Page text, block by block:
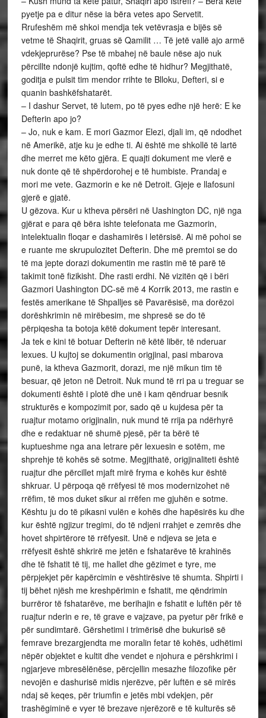
pyetje pa e ditur nëse ia bëra vetes apo Servetit.
Rrufeshëm më shkoi mendja tek vetëvrasja e bijës së
vetme të Shaqirit, gruas së Qamilit … Të jetë vallë ajo armë
vdekjeprurëse? Pse të mbahej në baule nëse ajo nuk
përcillte ndonjë kujtim, qoftë edhe të hidhur? Megjithatë,
goditja e pulsit tim mendor rrihte te Blloku, Defteri, si e
quanin bashkëfshatarët.
– I dashur Servet, të lutem, po të pyes edhe një herë: E ke
Defterin apo jo?
– Jo, nuk e kam. E mori Gazmor Elezi, djali im, që ndodhet
në Amerikë, atje ku je edhe ti. Ai është me shkollë të lartë
dhe merret me këto gjëra. E quajti dokument me vlerë e
nuk donte që të shpërdorohej e të humbiste. Prandaj e
mori me vete. Gazmorin e ke në Detroit. Gjeje e llafosuni
gjerë e gjatë.
U gëzova. Kur u ktheva përsëri në Uashington DC, një nga
gjërat e para që bëra ishte telefonata me Gazmorin,
intelektualin floqar e dashamirës i letërsisë. Ai më pohoi se
e ruante me skrupulozitet Defterin. Dhe më premtoi se do
të ma jepte dorazi dokumentin me rastin më të parë të
takimit tonë fizikisht. Dhe rasti erdhi. Në vizitën që i bëri
Gazmori Uashington DC-së më 4 Korrik 2013, me rastin e
festës amerikane të Shpalljes së Pavarësisë, ma dorëzoi
dorëshkrimin në mirëbesim, me shpresë se do të
përpiqesha ta botoja këtë dokument tepër interesant.
Ja tek e kini të botuar Defterin në këtë libër, të nderuar
lexues. U kujtoj se dokumentin origjinal, pasi mbarova
punë, ia ktheva Gazmorit, dorazi, me një mikun tim të
besuar, që jeton në Detroit. Nuk mund të rri pa u treguar se
dokumenti është i plotë dhe unë i kam qëndruar besnik
strukturës e kompozimit por, sado që u kujdesa për ta
ruajtur motamo origjinalin, nuk mund të rrija pa ndërhyrë
dhe e redaktuar në shumë pjesë, për ta bërë të
kuptueshme nga ana letrare për lexuesin e sotëm, me
shprehje të kohës së sotme. Megjithatë, origjinaliteti është
ruajtur dhe përcillet mjaft mirë fryma e kohës kur është
shkruar. U përpoqa që rrëfyesi të mos modernizohet në
rrëfim, të mos duket sikur ai rrëfen me gjuhën e sotme.
Kështu ju do të pikasni vulën e kohës dhe hapësirës ku dhe
kur është ngjizur tregimi, do të ndjeni rrahjet e zemrës dhe
hovet shpirtërore të rrëfyesit. Unë e ndjeva se jeta e
rrëfyesit është shkrirë me jetën e fshatarëve të krahinës
dhe të fshatit të tij, me hallet dhe gëzimet e tyre, me
përpjekjet për kapërcimin e vështirësive të shumta. Shpirti i
tij bëhet njësh me kreshpërimin e fshatit, me qëndrimin
burrëror të fshatarëve, me berihajin e fshatit e luftën për të
ruajtur nderin e re, të grave e vajzave, pa pyetur për frikë e
për sundimtarë. Gërshetimi i trimërisë dhe bukurisë së
femrave brezargjendta me moralin fetar të kohës, udhëtimi
nëpër objektet e kultit dhe vendet e njohura e përshkrimi i
ngjarjeve mbresëlënëse, përcjellin mesazhe filozofike për
nevojën e dashurisë midis njerëzve, për luftën e së mirës
ndaj së keqes, për triumfin e jetës mbi vdekjen, për
trashëgiminë e vyer të brezave njerëzorë e të kulturës së